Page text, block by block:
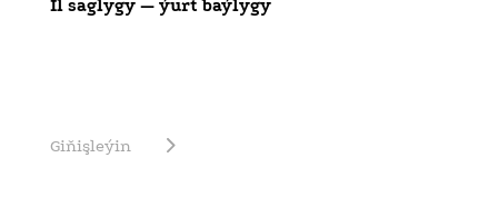
Il saglygy — ýurt baýlygy
Giňişleýin